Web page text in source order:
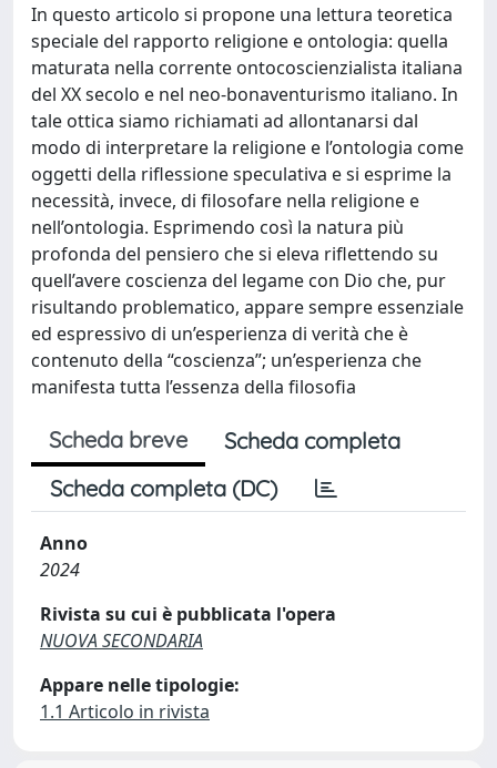
In questo articolo si propone una lettura teoretica
speciale del rapporto religione e ontologia: quella
maturata nella corrente ontocoscienzialista italiana
del XX secolo e nel neo-bonaventurismo italiano. In
tale ottica siamo richiamati ad allontanarsi dal
modo di interpretare la religione e l’ontologia come
oggetti della riflessione speculativa e si esprime la
necessità, invece, di filosofare nella religione e
nell’ontologia. Esprimendo così la natura più
profonda del pensiero che si eleva riflettendo su
quell’avere coscienza del legame con Dio che, pur
risultando problematico, appare sempre essenziale
ed espressivo di un’esperienza di verità che è
contenuto della “coscienza”; un’esperienza che
manifesta tutta l’essenza della filosofia
Scheda breve
Scheda completa
Scheda completa (DC)
Anno
2024
Rivista su cui è pubblicata l'opera
NUOVA SECONDARIA
Appare nelle tipologie:
1.1 Articolo in rivista